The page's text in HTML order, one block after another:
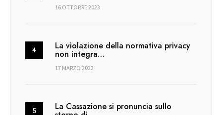
16 OTTOBRE 2023
La violazione della normativa privacy
non integra…
17 MARZO 2022
La Cassazione si pronuncia sullo